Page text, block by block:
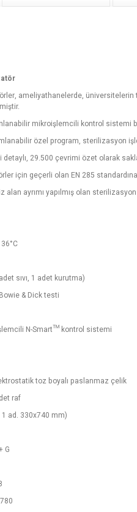
ameliyathanelerde,
mikroişlemcili kontrol sistemi
özel program, sterilizasyon
29.500 çevrimi özet olarak
için geçerli olan EN 285
alan ayrımı yapılmış olan
sıvı, 1 adet kurutma)
& Dick testi
N-Smart™ kontrol sistemi
toz boyalı paslanmaz çelik
raf
ad. 330x740 mm)
G